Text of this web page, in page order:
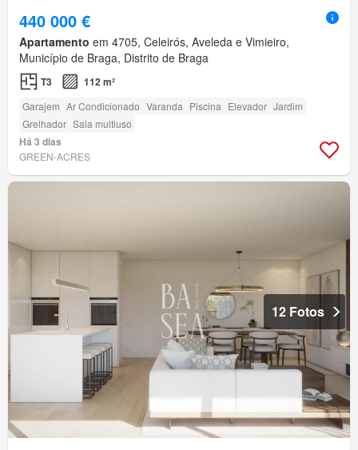
440 000 €
Apartamento em 4705, Celeirós, Aveleda e Vimieiro,
Município de Braga, Distrito de Braga
T3 112 m²
Garajem Ar Condicionado Varanda Piscina Elevador Jardim
Grelhador Sala multiuso
Há 3 dias
GREEN-ACRES
12 Fotos